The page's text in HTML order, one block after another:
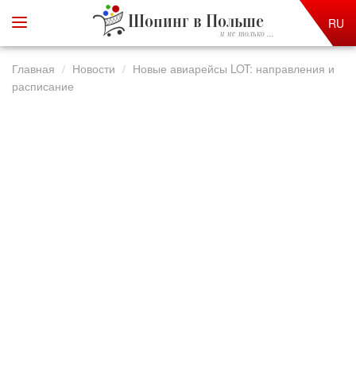
Шопинг в Польше
и не только ...
RU
Главная Новости
Новые авиарейсы LOT: направления и
расписание